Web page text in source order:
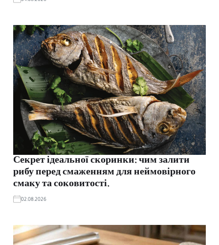
Секрет ідеальної скоринки: чим залити
рибу перед смаженням для неймовірного
смаку та соковитості.
02.08.2026